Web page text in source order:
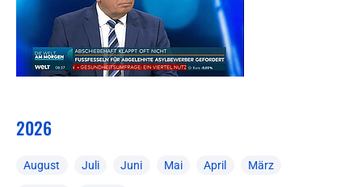
2026
August Juli Juni Mai April März